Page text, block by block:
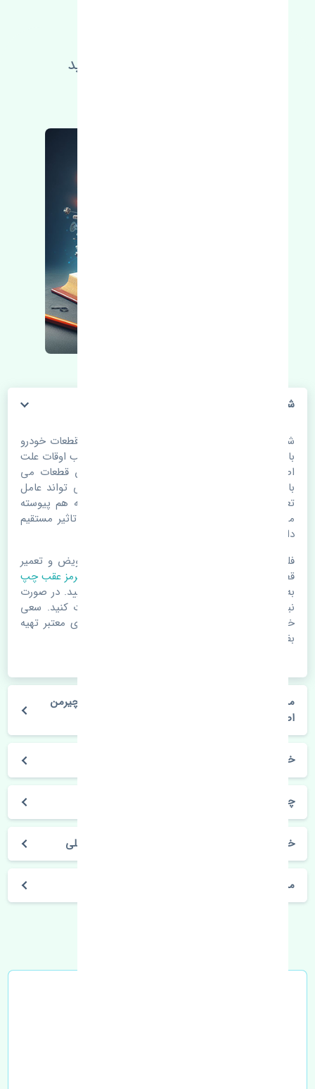
اطلاعات فنی خود را بالا ببرید
شیلنگ ترمز عقب چپ سانگ یانگ چیرمن اصلی
شیلنگ ترمز عقب چپ سانگ یانگ چیرمن اصلی. قطعات خودرو
با گذر زمان و طی مسافت مستحلک می شوند. اغلب اوقات علت
اصلی خرابی لوازم یدکی اتومبیل مستحلک شدن قطعات می
باشد. ولی دلایلی مثل تصادفات و حوادث نیز می تواند عامل
تعویض قطعات یدکی باشد. خودرو مجموعه ای به هم پیوسته
می باشد که هر قطعه روی قطعه یا قطعات دیگر تاثیر مستقیم
دارد.
فلذا در صورت خرابی در اسرع زمان نسبت به تعویض و تعمیر
قطعات یدکی اقدام فرمایید. در زمان
خرید شیلنگ ترمز عقب چپ
به اصلی بودن و کیفیت قطعات بسیار توجه بفرمایید. در صورت
نیاز با مکانیک و کارشناسان در این زمینه مشورت کنید. سعی
خود را بفرمایید تا قطعات یدکی را از فروشگاه های معتبر تهیه
بفرمایید.
مشخصات فنی شیلنگ ترمز عقب چپ سانگ یانگ چیرمن
اصلی
خودروسازی سانگ یانگ
چیرمن
خرید شیلنگ ترمز عقب چپ سانگ یانگ چیرمن اصلی
مشخصات فنی اتومبیل